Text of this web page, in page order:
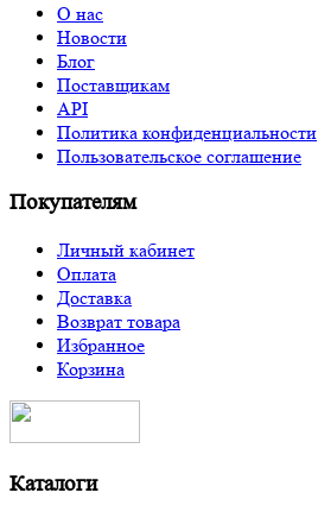
О нас
Новости
Блог
Поставщикам
API
Политика конфиденциальности
Пользовательское соглашение
Покупателям
Личный кабинет
Оплата
Доставка
Возврат товара
Избранное
Корзина
Каталоги